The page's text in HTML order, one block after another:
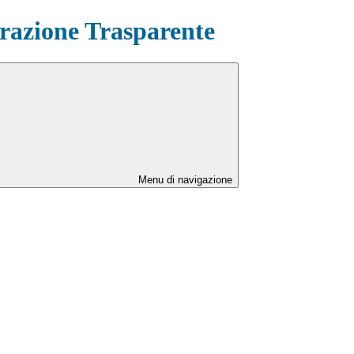
Trasparente
Menu di navigazione